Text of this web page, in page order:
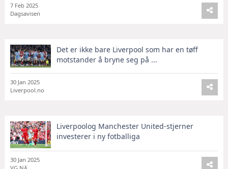
7 Feb 2025
Dagsavisen
Det er ikke bare Liverpool som har en tøff
motstander å bryne seg på ...
30 Jan 2025
Liverpool.no
Liverpoolog Manchester United-stjerner
investerer i ny fotballiga
30 Jan 2025